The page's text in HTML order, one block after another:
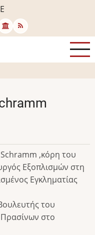
,κόρη του
Eξοπλισμών στη
Εγκληματίας
του
στο